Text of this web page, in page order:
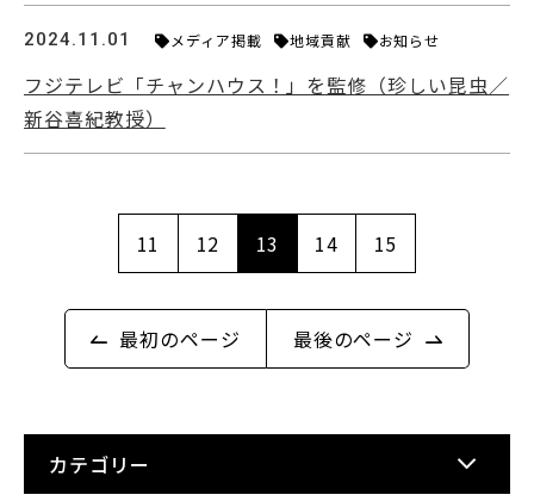
2024.11.01 メディア掲載 地域貢献 お知らせ
フジテレビ「チャンハウス！」を監修（珍しい昆虫／
新谷喜紀教授）
最初のページ
11 12 13 14 15
最後のページ
カテゴリー